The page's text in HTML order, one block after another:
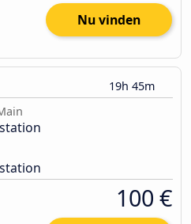
Nu vinden
19h 45m
100 €